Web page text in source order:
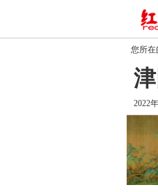
您所在
2022